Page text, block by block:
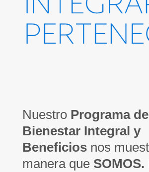
Nuestro Programa de
Bienestar Integral y
Beneficiosnos
manera que SOMOS.